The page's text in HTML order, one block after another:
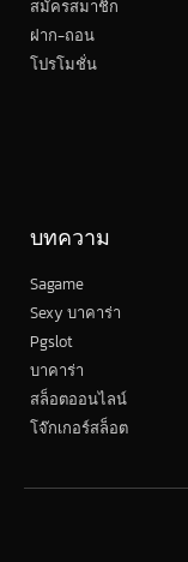
สมัครสมาชิก
ฝาก-ถอน
โปรโมชั่น
บทความ
Sagame
Sexy บาคาร่า
Pgslot
บาคาร่า
สล็อตออนไลน์
โจ๊กเกอร์สล็อต